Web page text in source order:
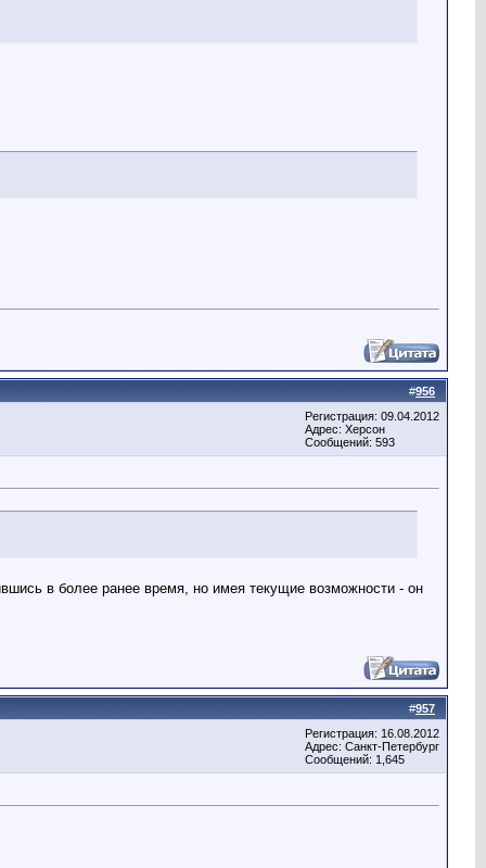
#956
Регистрация: 09.04.2012
Адрес: Херсон
Сообщений: 593
в более ранее время, но имея текущие возможности - он
#957
Регистрация: 16.08.2012
Адрес: Санкт-Петербург
Сообщений: 1,645